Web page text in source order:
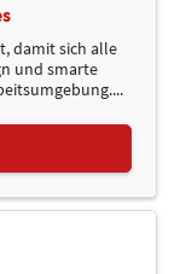
damit sich alle
und smarte